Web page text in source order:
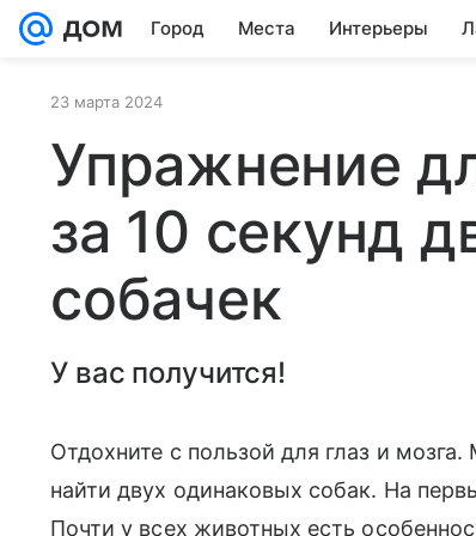
Город Места Интерьеры
23 марта 2024
Упражнение
за 10 секунд
собачек
У вас получится!
Отдохните с пользой для глаз и
найти двух одинаковых собак. На
Почти у всех животных есть